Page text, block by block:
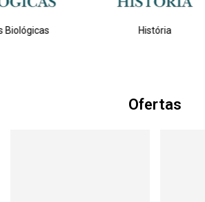
Biológicas História
Ofertas